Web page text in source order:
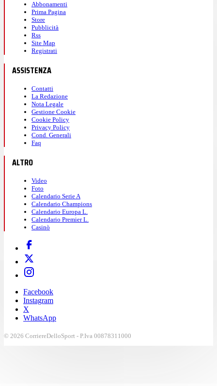
Abbonamenti
Prima Pagina
Store
Pubblicità
Rss
Site Map
Registrati
ASSISTENZA
Contatti
La Redazione
Nota Legale
Gestione Cookie
Cookie Policy
Privacy Policy
Cond. Generali
Faq
ALTRO
Video
Foto
Calendario Serie A
Calendario Champions
Calendario Europa L.
Calendario Premier L.
Casinò
Facebook
Instagram
X
WhatsApp
© 2026 CorriereDelloSport - P.Iva 00878311000